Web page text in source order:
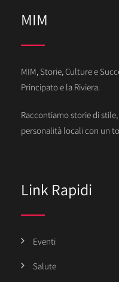
MIM
MIM, Storie, Culture e
Principato e la Riviera.
Raccontiamo storie di
personalità locali con un
Link Rapidi
Eventi
Salute